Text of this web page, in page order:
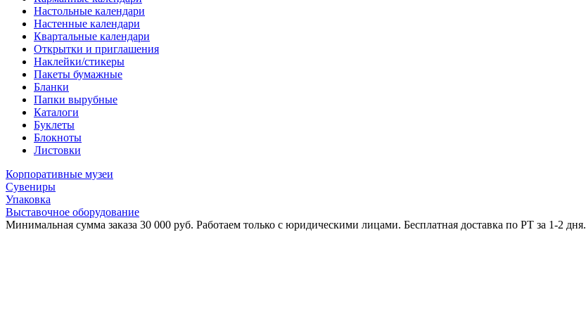
Настольные календари
Настенные календари
Квартальные календари
Открытки и приглашения
Наклейки/стикеры
Пакеты бумажные
Бланки
Папки вырубные
Каталоги
Буклеты
Блокноты
Листовки
Корпоративные музеи
Сувениры
Упаковка
Выставочное оборудование
Минимальная сумма заказа 30 000 руб. Работаем только с юридическими лицами. Бесплатная доставка по РТ за 1-2 дня.